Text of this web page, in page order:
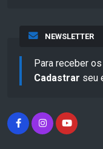
NEWSLETTER
Para receber
Cadastrar seu